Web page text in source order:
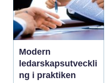
Modern
ledarskapsutveckli
ng i praktiken